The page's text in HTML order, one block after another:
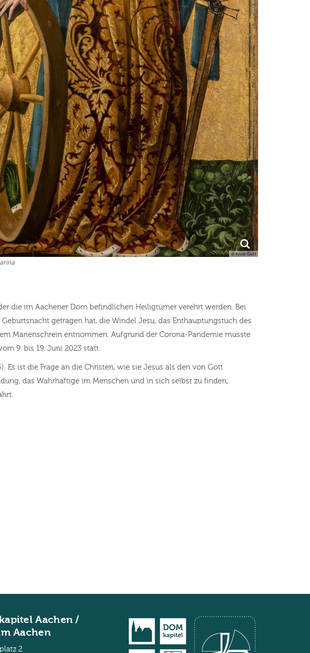
© Anne Gold
die im Aachener Dom befindlichen Heiligtümer verehrt werden. Bei
getragen hat, die Windel Jesu, das Enthauptungstuch des
Marienschrein entnommen. Aufgrund der Corona-Pandemie musste
9. bis 19. Juni 2023 statt.
Es ist die Frage an die Christen, wie sie Jesus als den von Gott
das Wahrhaftige im Menschen und in sich selbst zu finden,
Aachen /
Aachen
2